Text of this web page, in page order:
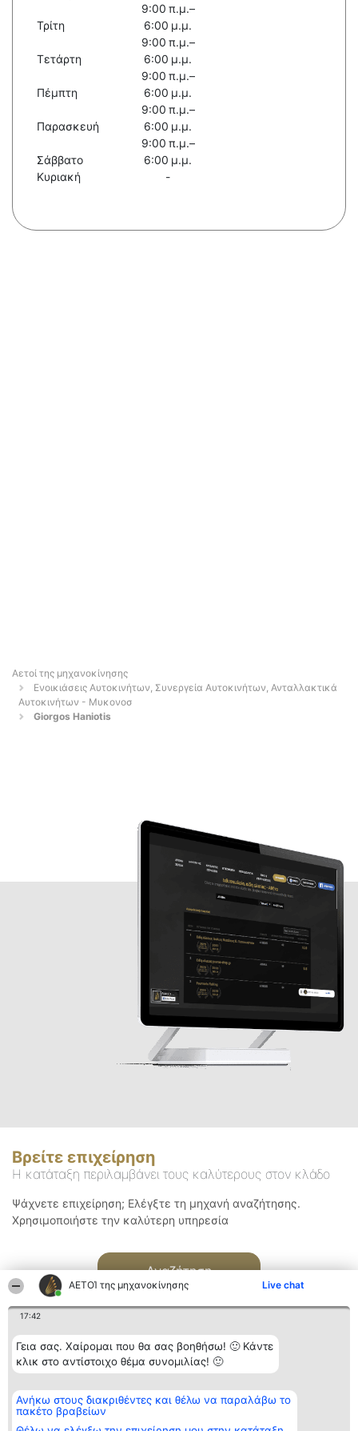
ΑΕΤΟΊ της μηχανοκίνησης Live chat
17:42
Γεια σας. Χαίρομαι που θα σας βοηθήσω! 🙂 Κάντε
κλικ στο αντίστοιχο θέμα συνομιλίας! 🙂
Ανήκω στους διακριθέντες και θέλω να παραλάβω το
πακέτο βραβείων
Τρίτη
9:00 π.μ.–
6:00 μ.μ.
Τετάρτη
9:00 π.μ.–
6:00 μ.μ.
Πέμπτη
9:00 π.μ.–
6:00 μ.μ.
Παρασκευή
9:00 π.μ.–
6:00 μ.μ.
Σάββατο
9:00 π.μ.–
6:00 μ.μ.
Κυριακή
-
Αετοί της μηχανοκίνησης
Ενοικιάσεις Αυτοκινήτων, Συνεργεία Αυτοκινήτων, Ανταλλακτικά
Αυτοκινήτων - Μυκονοσ
Giorgos Haniotis
Βρείτε επιχείρηση
Η κατάταξη περιλαμβάνει τους καλύτερους στον κλάδο
Ψάχνετε επιχείρηση; Ελέγξτε τη μηχανή αναζήτησης.
Χρησιμοποιήστε την καλύτερη υπηρεσία
Αναζήτηση
Διοργανωτής της
κατάταξης
BEAUTIFUL COMPANY
Κατάταξη
Διακριθέντες
των
Επικοινωνία
Επικοινωνία